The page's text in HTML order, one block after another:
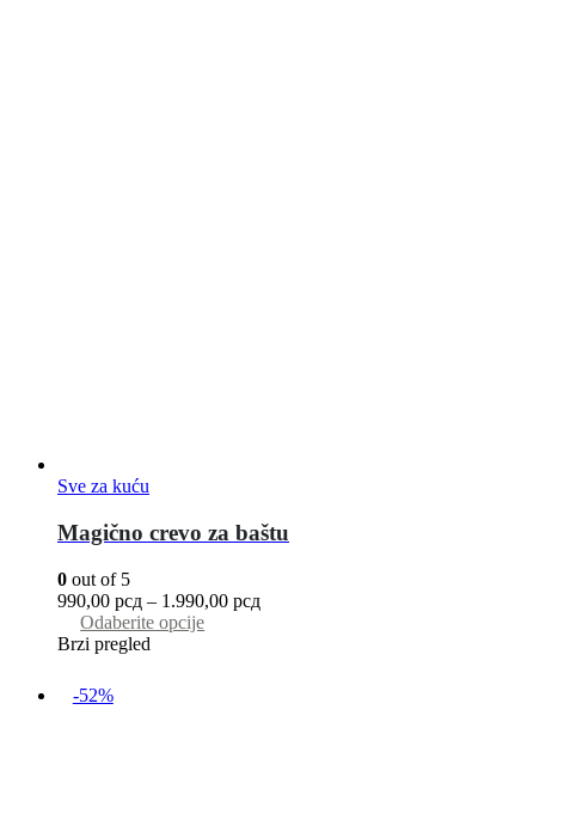
Sve za kuću
Magično crevo za baštu
0 out of 5
990,00 рсд – 1.990,00 рсд
Odaberite opcije
Brzi pregled
-52%